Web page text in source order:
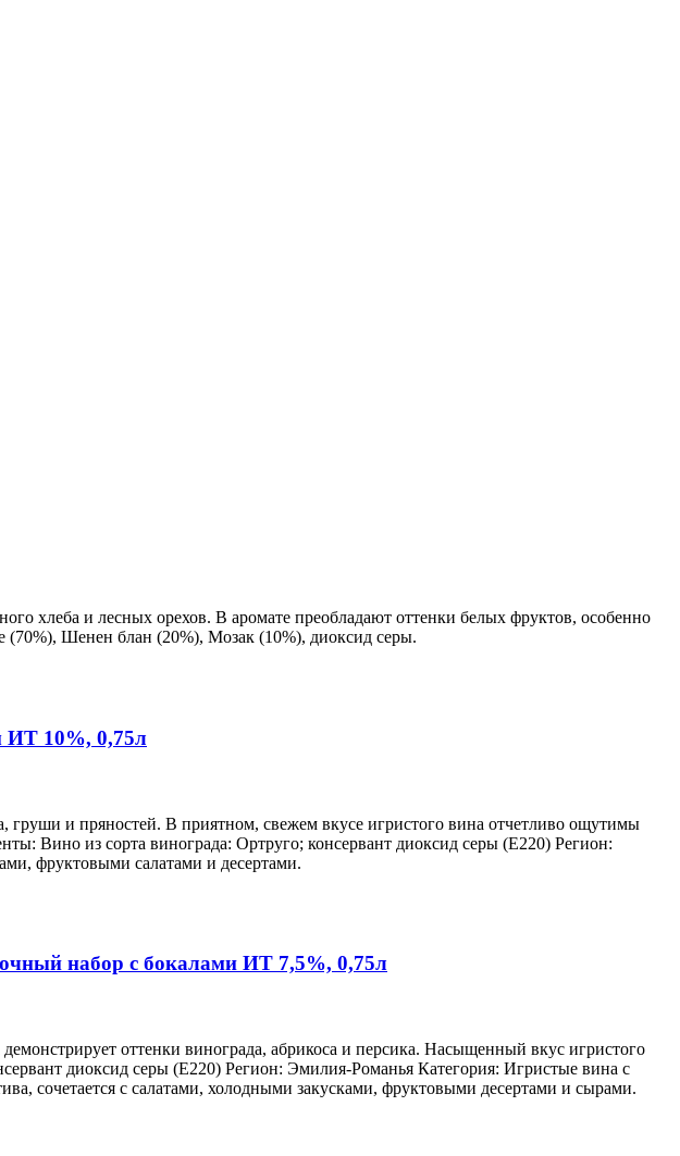
хлеба и лесных орехов. В аромате преобладают оттенки белых фруктов, особенно
Шенен блан (20%), Мозак (10%), диоксид серы.
ИТ 10%, 0,75л
и пряностей. В приятном, свежем вкусе игристого вина отчетливо ощутимы
Вино из сорта винограда: Ортруго; консервант диоксид серы (Е220) Регион:
фруктовыми салатами и десертами.
набор с бокалами ИТ 7,5%, 0,75л
оттенки винограда, абрикоса и персика. Насыщенный вкус игристого
диоксид серы (Е220) Регион: Эмилия-Романья Категория: Игристые вина с
сочетается с салатами, холодными закусками, фруктовыми десертами и сырами.